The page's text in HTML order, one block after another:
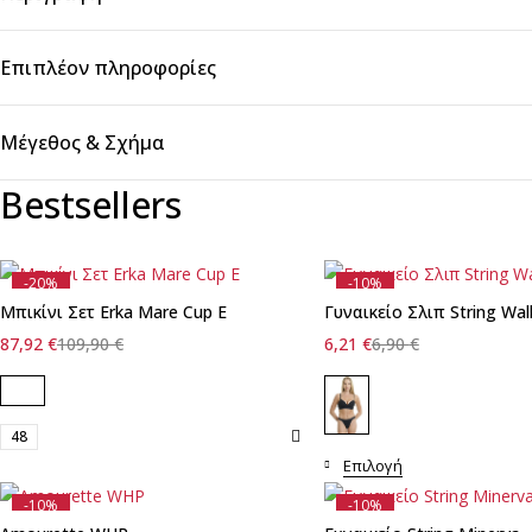
Επιπλέον πληροφορίες
Μέγεθος & Σχήμα
Bestsellers
-20%
Μπικίνι Σετ Erka Mare Cup E
109,90€
87,92 €
48
-10%
Γυναικείο Σλιπ String
6,90€
6,21 €
Επιλογή
-10% -10%